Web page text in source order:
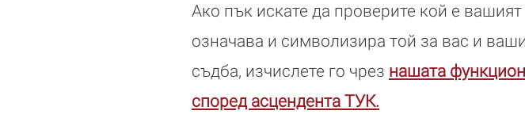
Ако пък искате да проверите кой е вашият
означава и символизира той за вас и
съдба, изчислете го чрез нашата
според асцендента ТУК.